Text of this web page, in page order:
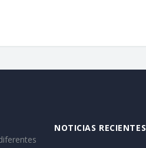
NOTICIAS RECIENTES